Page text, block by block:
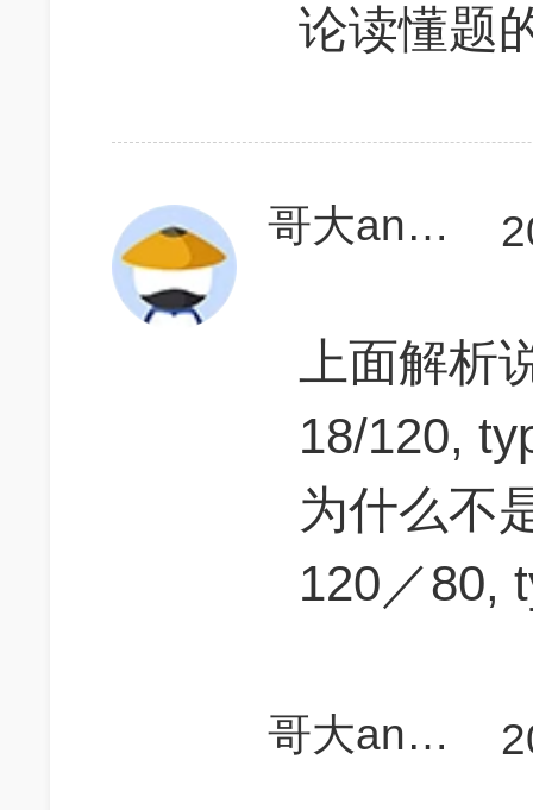
论读懂题
哥大annylu
上面解析
18/120,
为什么不
120／80,
哥大annylu